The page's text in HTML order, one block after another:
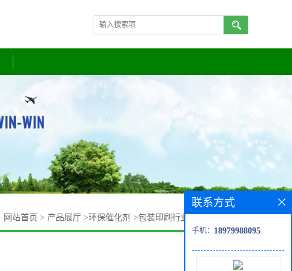
网站首页 > 产品展厅 >环保催化剂 >包装印刷行业废气净化催化剂
联系方式
手机： 18979988095